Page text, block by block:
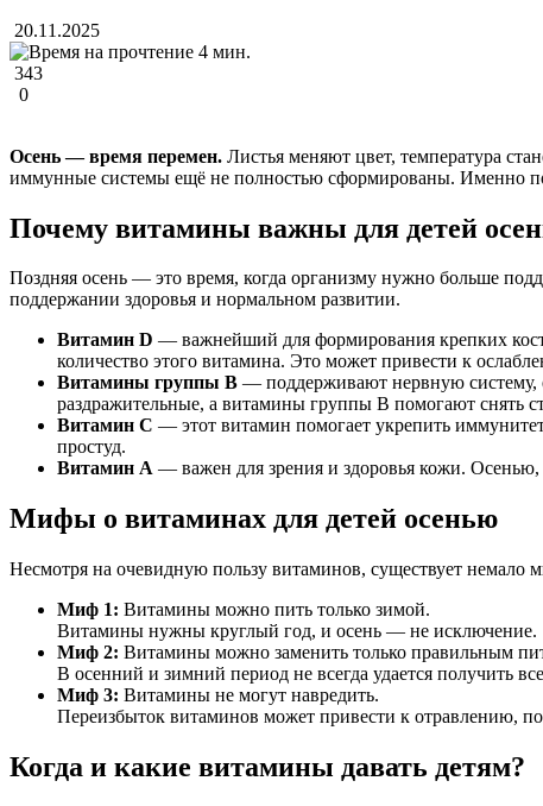
20.11.2025
4 мин.
343
0
Осень — время перемен. Листья меняют цвет, температура
иммунные системы ещё не полностью сформированы. Именно
Почему витамины важны для детей
Поздняя осень — это время, когда организму нужно больше
поддержании здоровья и нормальном развитии.
Витамин D — важнейший для формирования крепких
количество этого витамина. Это может привести к
Витамины группы B — поддерживают нервную систему,
раздражительные, а витамины группы B помогают снять
Витамин C — этот витамин помогает укрепить
простуд.
Витамин A — важен для зрения и здоровья кожи. Осенью,
Мифы о витаминах для детей осенью
Несмотря на очевидную пользу витаминов, существует немало
Миф 1: Витамины можно пить только зимой.
Витамины нужны круглый год, и осень — не исключение.
Миф 2: Витамины можно заменить только правильным
В осенний и зимний период не всегда удается получить
Миф 3: Витамины не могут навредить.
Переизбыток витаминов может привести к отравлению,
Когда и какие витамины давать детям?